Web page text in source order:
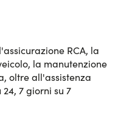
RCA, la
la manutenzione
oltre all'assistenza
7 giorni su 7